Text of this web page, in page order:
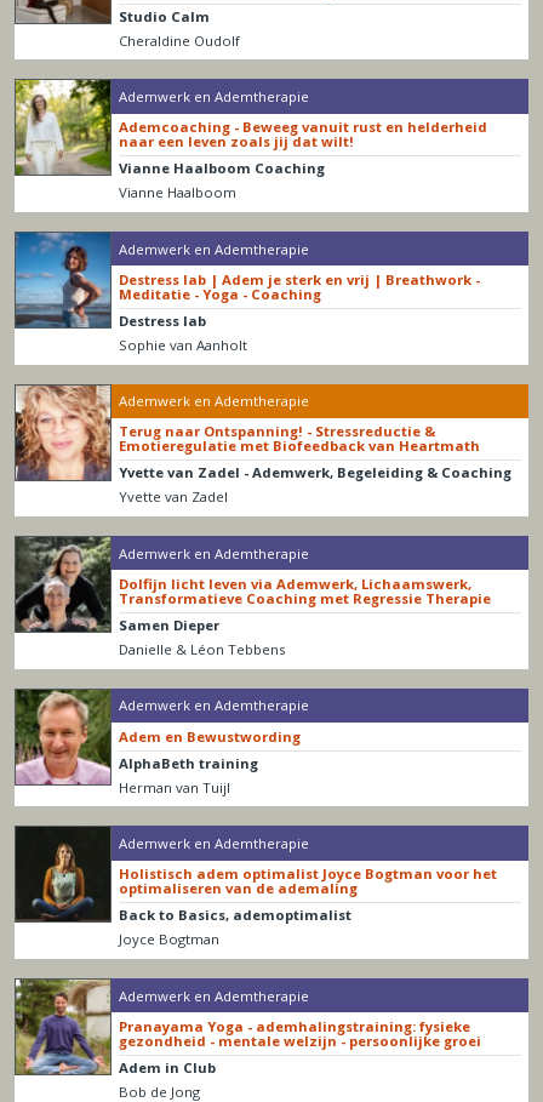
Studio Calm
Cheraldine Oudolf
Ademwerk en Ademtherapie
Ademcoaching - Beweeg vanuit rust en helderheid
naar een leven zoals jij dat wilt!
Vianne Haalboom Coaching
Vianne Haalboom
Ademwerk en Ademtherapie
Destress lab | Adem je sterk en vrij | Breathwork -
Meditatie - Yoga - Coaching
Destress lab
Sophie van Aanholt
Ademwerk en Ademtherapie
Terug naar Ontspanning! - Stressreductie &
Emotieregulatie met Biofeedback van Heartmath
Yvette van Zadel - Ademwerk, Begeleiding & Coaching
Yvette van Zadel
Ademwerk en Ademtherapie
Dolfijn licht leven via Ademwerk, Lichaamswerk,
Transformatieve Coaching met Regressie Therapie
Samen Dieper
Danielle & Léon Tebbens
Ademwerk en Ademtherapie
Adem en Bewustwording
AlphaBeth training
Herman van Tuijl
Ademwerk en Ademtherapie
Holistisch adem optimalist Joyce Bogtman voor het
optimaliseren van de ademaling
Back to Basics, ademoptimalist
Joyce Bogtman
Ademwerk en Ademtherapie
Pranayama Yoga - ademhalingstraining: fysieke
gezondheid - mentale welzijn - persoonlijke groei
Adem in Club
Bob de Jong